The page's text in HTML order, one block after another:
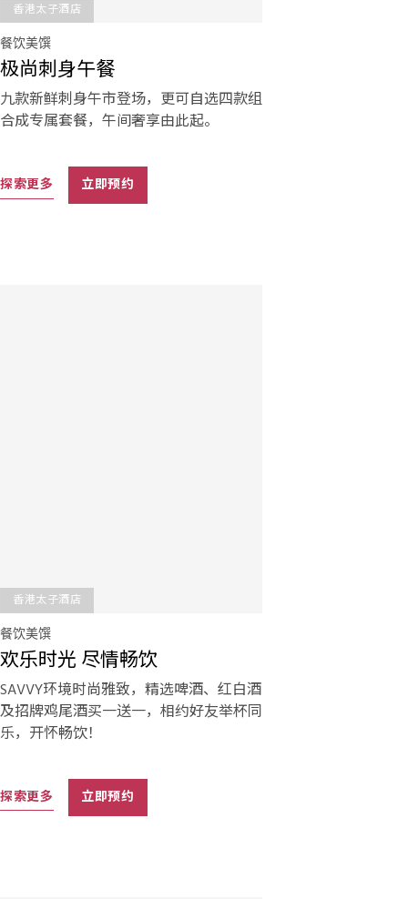
香港太子酒店
餐饮美馔
极尚刺身午餐
九款新鲜刺身午市登场，更可自选四款组
合成专属套餐，午间奢享由此起。
探索更多 立即预约
香港太子酒店
餐饮美馔
欢乐时光 尽情畅饮
SAVVY环境时尚雅致，精选啤酒、红白酒
及招牌鸡尾酒买一送一，相约好友举杯同
乐，开怀畅饮！
探索更多 立即预约